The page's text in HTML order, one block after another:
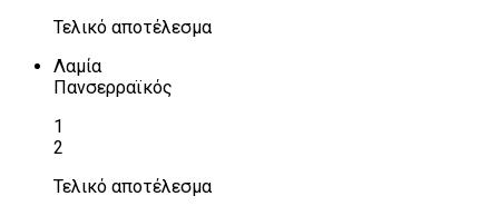
Τελικό αποτέλεσμα
Λαμία
Πανσερραϊκός
1
2
Τελικό αποτέλεσμα